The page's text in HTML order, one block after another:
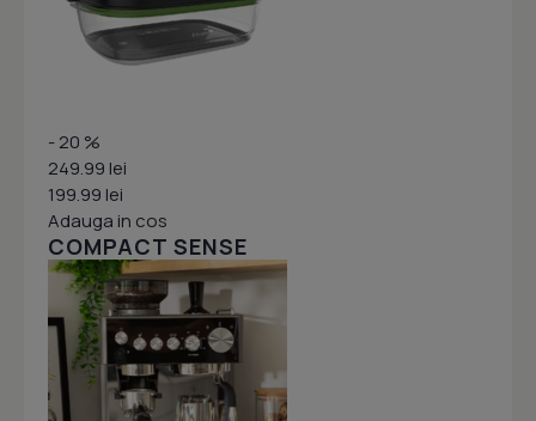
- 20 %
249.99 lei
199.99 lei
Adauga in cos
COMPACT SENSE